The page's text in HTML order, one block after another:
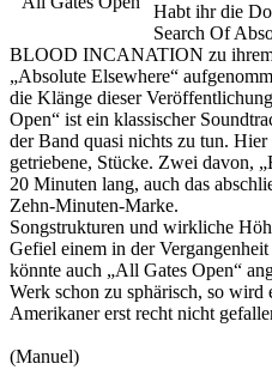
Habt ihr die
Search Of
BLOOD INCANATION zu
„Absolute Elsewhere“
die Klänge dieser
Open“ ist ein klassischer
der Band quasi nichts zu tun. Hier
getriebene, Stücke. Zwei davon,
20 Minuten lang, auch das
Zehn-Minuten-Marke.
Songstrukturen und wirkliche
Gefiel einem in der
könnte auch „All Gates Open“
Werk schon zu sphärisch, so wird
Amerikaner erst recht nicht
(Manuel)